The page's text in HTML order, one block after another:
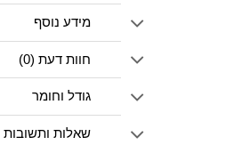
מידע נוסף
חוות דעת (0)
גודל וחומר
שאלות ותשובות